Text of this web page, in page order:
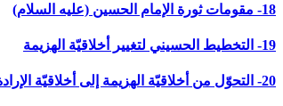
18- مقومات ثورة الإمام الحسين (عليه السلام)
19- التخطيط الحسيني لتغيير أخلاقيّة الهزيمة
20- التحوّل من أخلاقيّة الهزيمة إلى أخلاقيّة الإرادة